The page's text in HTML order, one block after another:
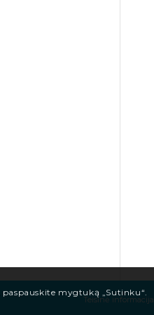
Teisinė informacija
mygtuką „Sutinku“.